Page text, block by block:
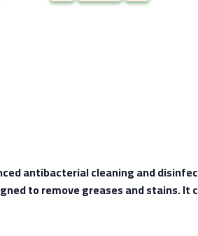
antibacterial cleaning and
to remove greases and stains.